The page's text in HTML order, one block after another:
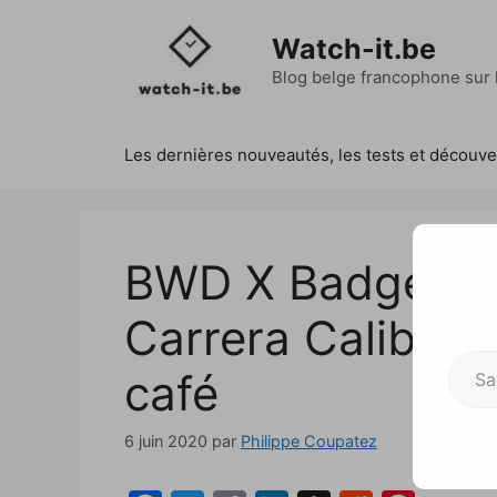
Watch-it.be
Blog belge francophone
Les dernières nouveautés, les tests et
BWD X
Carrera Calibre
café
6 juin 2020 par Philippe Coupatez